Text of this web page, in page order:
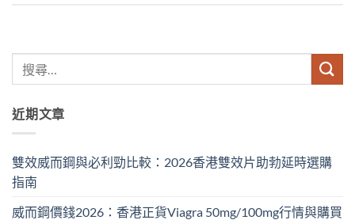
近期文章
雙效威而鋼與必利勁比較：2026香港雙效片助勃延時選購
指南
威而鋼價錢2026：香港正貨Viagra 50mg/100mg行情與購買